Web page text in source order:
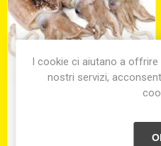
I cookie ci aiutano a offrire
nostri servizi,